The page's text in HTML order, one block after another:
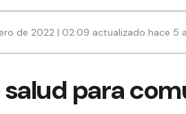
de 2022 | 02:09 actualizado hace 5
para